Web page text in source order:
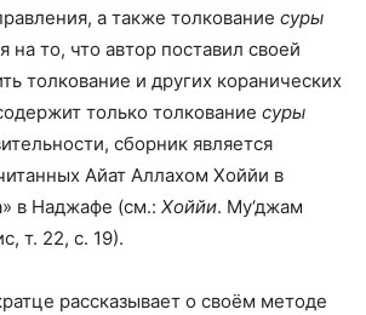
а также толкование суры
на то, что автор поставил своей
толкование и других коранических
только толкование суры
сборник является
Айат Аллахом Хоййи в
в Наджафе (см.: Хоййи. Му‘джам
т. 22, с. 19).
рассказывает о своём методе